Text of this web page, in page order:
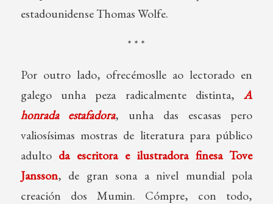
estadounidense Thomas Wolfe.
* * *
Por outro lado, ofrecémoslle ao lectorado en
galego unha peza radicalmente distinta,A
honrada estafadora, unha das escasas pero
valiosísimas mostras de literatura para público
adulto da escritora e ilustradora finesa Tove
Jansson, de gran sona a nivel mundial pola
creación dos Mumin. Cómpre, con todo,